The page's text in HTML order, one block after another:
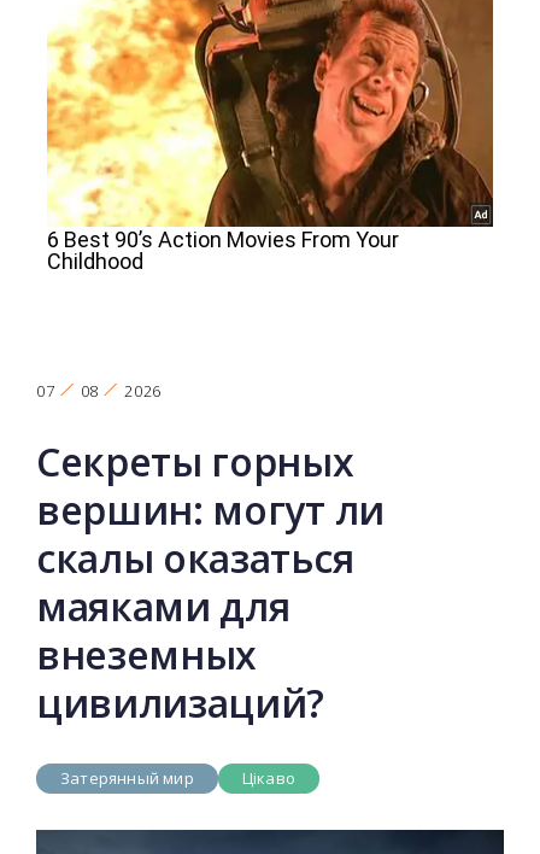
07 08 2026
Секреты горных
вершин: могут ли
скалы оказаться
маяками для
внеземных
цивилизаций?
Затерянный мир Цікаво